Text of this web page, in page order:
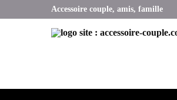
Accessoire couple, amis, famille